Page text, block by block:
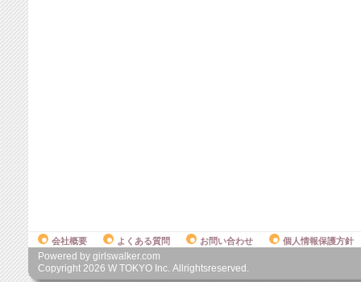
会社概要 よくある質問 お問い合わせ 個人情報保護方針
Powered by girlswalker.com
Copyright 2026 W TOKYO Inc. Allrightsreserved.